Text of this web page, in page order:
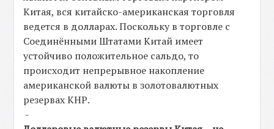
Китая, вся китайско-американская торговля
ведется в долларах. Поскольку в торговле с
Соединёнными Штатами Китай имеет
устойчиво положительное сальдо, то
происходит непрерывное накопление
американской валюты в золотовалютных
резервах КНР.
-